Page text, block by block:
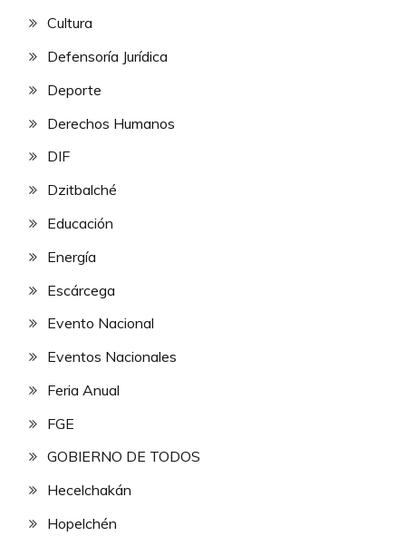
Cultura
Defensoría Jurídica
Deporte
Derechos Humanos
DIF
Dzitbalché
Educación
Energía
Escárcega
Evento Nacional
Eventos Nacionales
Feria Anual
FGE
GOBIERNO DE TODOS
Hecelchakán
Hopelchén